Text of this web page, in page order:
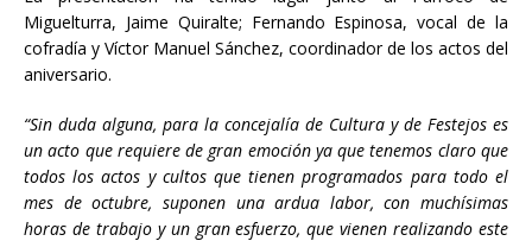
Miguelturra, Jaime Quiralte; Fernando Espinosa, vocal de la
cofradía y Víctor Manuel Sánchez, coordinador de los actos del
aniversario.
“Sin duda alguna, para la concejalía de Cultura y de Festejos es
un acto que requiere de gran emoción ya que tenemos claro que
todos los actos y cultos que tienen programados para todo el
mes de octubre, suponen una ardua labor, con muchísimas
horas de trabajo y un gran esfuerzo, que vienen realizando este